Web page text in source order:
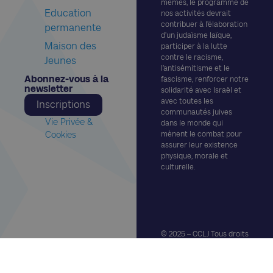
mêmes, le programme de
nos activités devrait
contribuer à l’élaboration
d’un judaïsme laïque,
participer à la lutte
contre le racisme,
l’antisémitisme et le
fascisme, renforcer notre
solidarité avec Israël et
avec toutes les
communautés juives
dans le monde qui
mènent le combat pour
assurer leur existence
physique, morale et
culturelle.
© 2025 – CCLJ Tous droits
Education
permanente
Maison des
Jeunes
Abonnez-vous à la
newsletter​
Inscriptions
Vie Privée &
Cookies